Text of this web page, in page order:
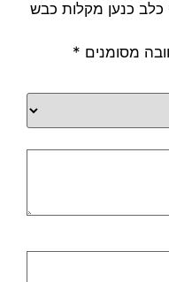
כלב כנען מקלות כבש
מסומנים *